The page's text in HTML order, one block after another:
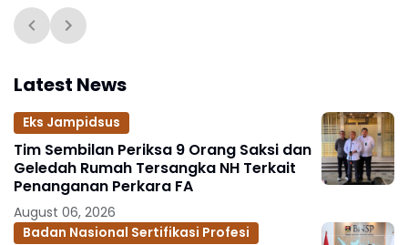
Latest News
Eks Jampidsus
Tim Sembilan Periksa 9 Orang Saksi dan
Geledah Rumah Tersangka NH Terkait
Penanganan Perkara FA
August 06, 2026
Badan Nasional Sertifikasi Profesi